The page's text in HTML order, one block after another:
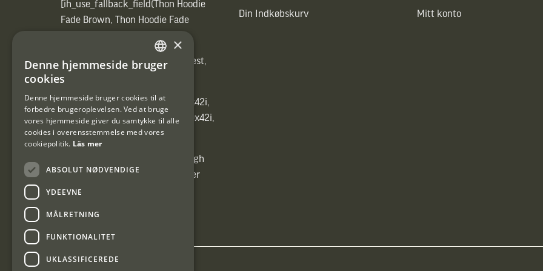
[ih_use_fallback_field(Thon Hoodie
Fade Brown, Thon Hoodie Fade
[ih_use_fallback_field(Heated vest,
Heated vest)]
[ih_use_fallback_field(C6 1,7-10x42i,
6ggr förstoringsväxel!, C6 1,7-10x42i,
6ggr förstoringsväxel!)]
[ih_use_fallback_field(Carrier High
Energy Professional 15kg, Carrier
High Energy Professional 15kg)]
Din Indkøbskurv Mitt konto
SWEDISH
×
Denne hjemmeside bruger
cookies
Denne hjemmeside bruger cookies til at
forbedre brugeroplevelsen. Ved at bruge
vores hjemmeside giver du samtykke til alle
cookies i overensstemmelse med vores
cookiepolitik. Läs mer
ABSOLUT NØDVENDIGE
YDEEVNE
MÅLRETNING
FUNKTIONALITET
UKLASSIFICEREDE